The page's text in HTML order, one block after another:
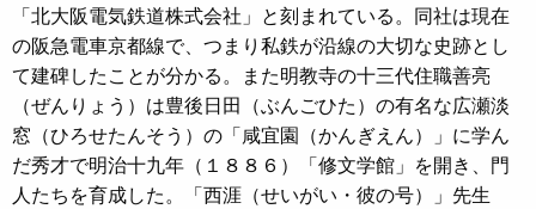
「北大阪電気鉄道株式会社」と刻まれている。同社は現在
の阪急電車京都線で、つまり私鉄が沿線の大切な史跡とし
て建碑したことが分かる。また明教寺の十三代住職善亮
（ぜんりょう）は豊後日田（ぶんごひた）の有名な広瀬淡
窓（ひろせたんそう）の「咸宜園（かんぎえん）」に学ん
だ秀才で明治十九年（１８８６）「修文学館」を開き、門
人たちを育成した。「西涯（せいがい・彼の号）」先生